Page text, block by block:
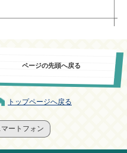
ページの先頭へ戻る
トップページへ戻る
マートフォン